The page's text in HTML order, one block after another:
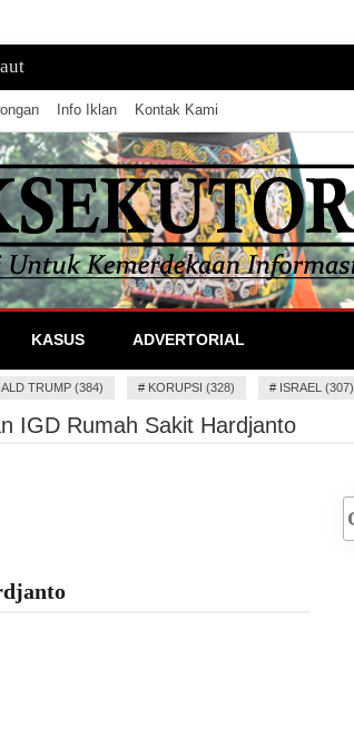
Info Iklan Kontak Kami
KASUS ADVERTORIAL
TRUMP (384) # KORUPSI (328) # ISRAEL (307)
IGD Rumah Sakit Hardjanto